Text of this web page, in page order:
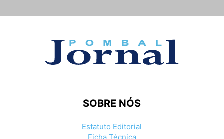
SOBRE NÓS
Estatuto Editorial
Ficha Técnica